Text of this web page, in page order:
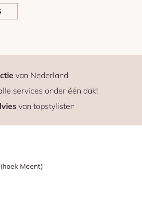
van Nederland
services onder één dak!
van topstylisten
Meent)